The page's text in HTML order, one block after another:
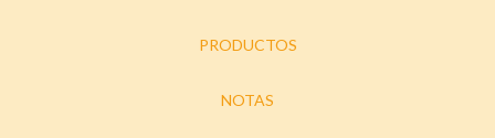
PRODUCTOS
NOTAS